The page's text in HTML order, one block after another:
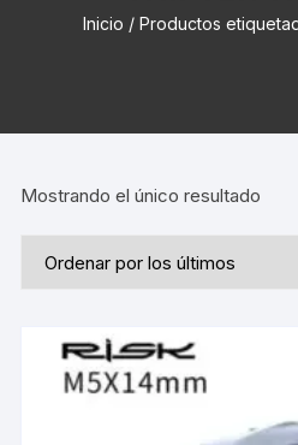
Inicio / Productos
Mostrando el único resultado